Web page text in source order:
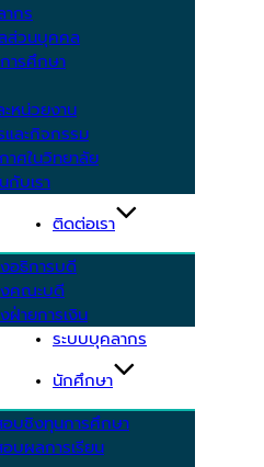
กร
ส่วนบุคคล
ารศึกษา
หน่วยงาน
และกิจกรรม
าศในวิทยาลัย
กับเรา
ติดต่อเรา
อธิการบดี
คณะบดี
ฝ่ายการเงิน
ระบบบุคลากร
นักศึกษา
บชิงทุนการศึกษา
บผลการเรียน